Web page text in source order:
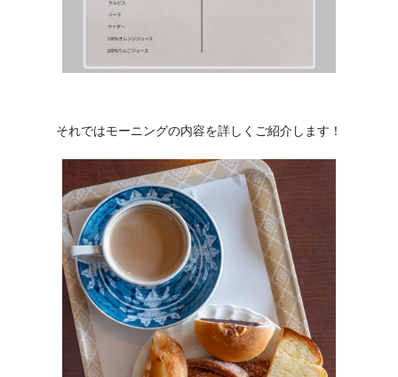
それではモーニングの内容を詳しくご紹介します！